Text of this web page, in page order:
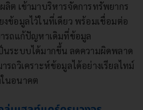
ผลิต เข้ามาบริหารจัดการทรัพยากร
งข้อมูลไว้ในที่เดียว พร้อมเชื่อมต่อ
ารถแก้ปัญหาเดิมที่ข้อมูล
นระบบได้มากขึ้น ลดความผิดพลาด
รถวิเคราะห์ข้อมูลได้อย่างเรียลไทม์
นอนาคต